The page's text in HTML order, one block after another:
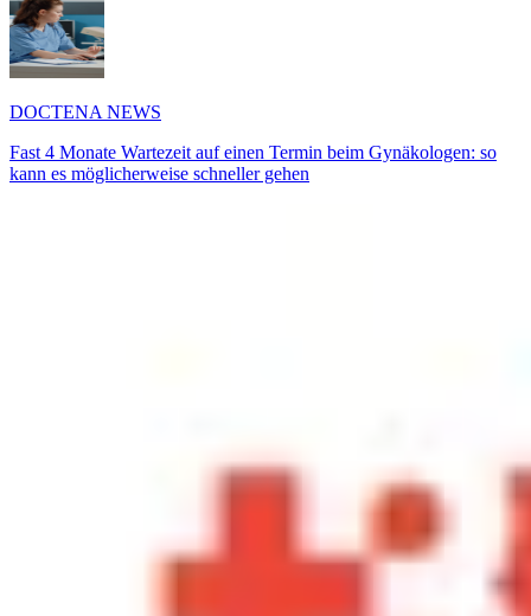
DOCTENA NEWS
Fast 4 Monate Wartezeit auf einen Termin beim Gynäkologen: so
kann es möglicherweise schneller gehen